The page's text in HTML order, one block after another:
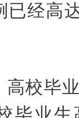
已经高
校毕业
毕业生